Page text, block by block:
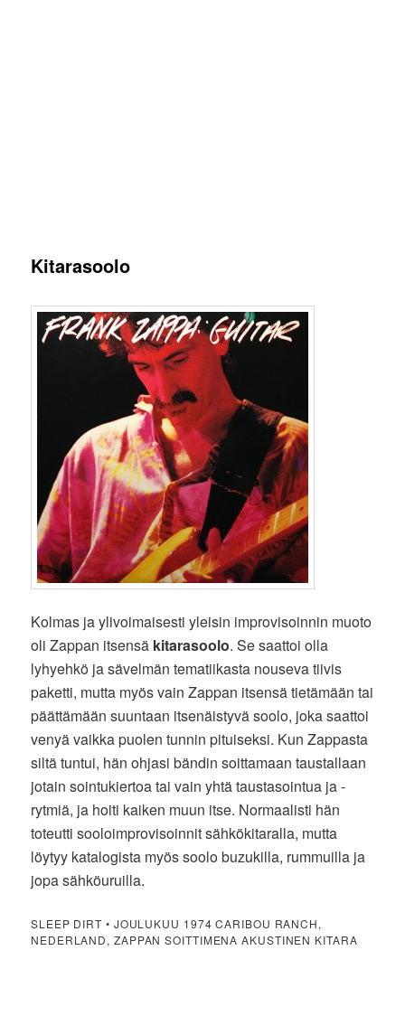
Kitarasoolo
Kolmas ja ylivoimaisesti yleisin improvisoinnin muoto
oli Zappan itsensä kitarasoolo. Se saattoi olla
lyhyehkö ja sävelmän tematiikasta nouseva tiivis
paketti, mutta myös vain Zappan itsensä tietämään tai
päättämään suuntaan itsenäistyvä soolo, joka saattoi
venyä vaikka puolen tunnin pituiseksi. Kun Zappasta
siltä tuntui, hän ohjasi bändin soittamaan taustallaan
jotain sointukiertoa tai vain yhtä taustasointua ja -
rytmiä, ja hoiti kaiken muun itse. Normaalisti hän
toteutti sooloimprovisoinnit sähkökitaralla, mutta
löytyy katalogista myös soolo buzukilla, rummuilla ja
jopa sähköuruilla.
SLEEP DIRT • JOULUKUU 1974 CARIBOU RANCH,
NEDERLAND, ZAPPAN SOITTIMENA AKUSTINEN KITARA